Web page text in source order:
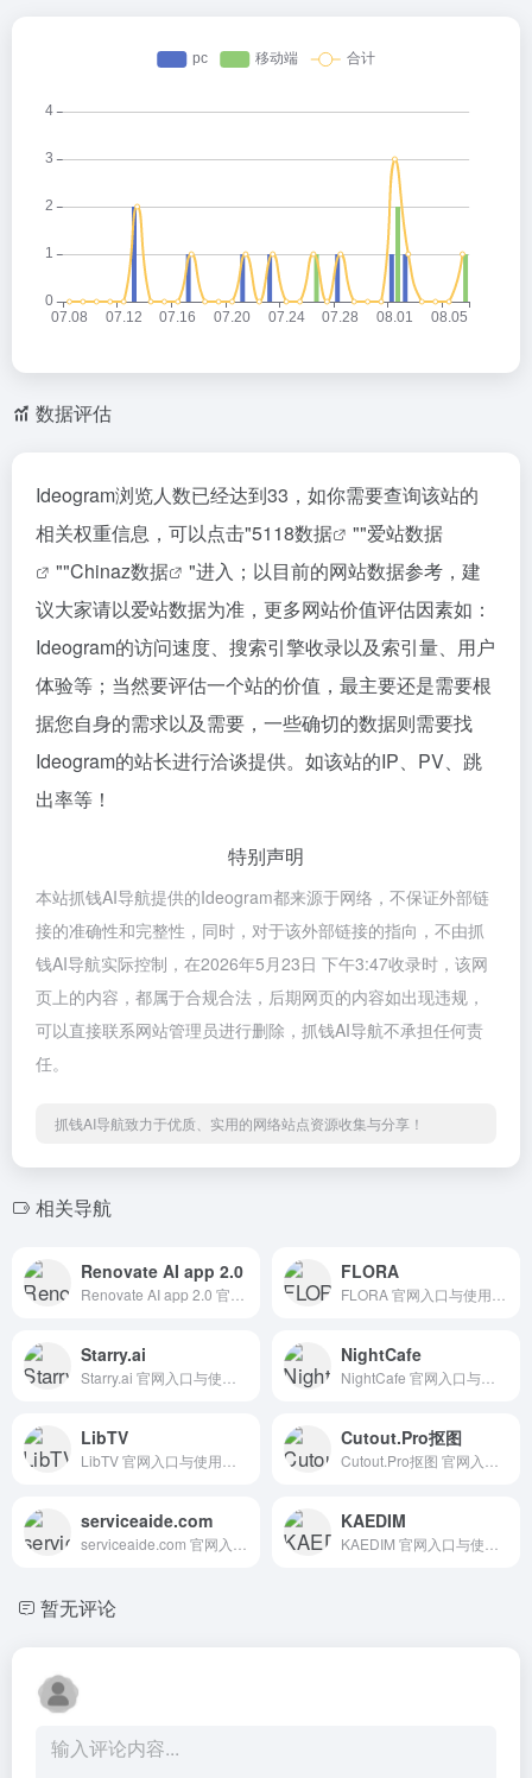
数据评估
Ideogram浏览人数已经达到33，如你需要查询该站的
相关权重信息，可以点击"5118数据 ""爱站数据
""Chinaz数据
"进入；以目前的网站数据参考，建
议大家请以爱站数据为准，更多网站价值评估因素如：
Ideogram的访问速度、搜索引擎收录以及索引量、用户
体验等；当然要评估一个站的价值，最主要还是需要根
据您自身的需求以及需要，一些确切的数据则需要找
Ideogram的站长进行洽谈提供。如该站的IP、PV、跳
出率等！
特别声明
本站抓钱AI导航提供的Ideogram都来源于网络，不保证外部链
接的准确性和完整性，同时，对于该外部链接的指向，不由抓
钱AI导航实际控制，在2026年5月23日 下午3:47收录时，该网
页上的内容，都属于合规合法，后期网页的内容如出现违规，
可以直接联系网站管理员进行删除，抓钱AI导航不承担任何责
任。
抓钱AI导航致力于优质、实用的网络站点资源收集与分享！
相关导航
Renovate AI app 2.0 FLORA
Starry.ai NightCafe
LibTV Cutout.Pro抠图
serviceaide.com KAEDIM
暂无评论